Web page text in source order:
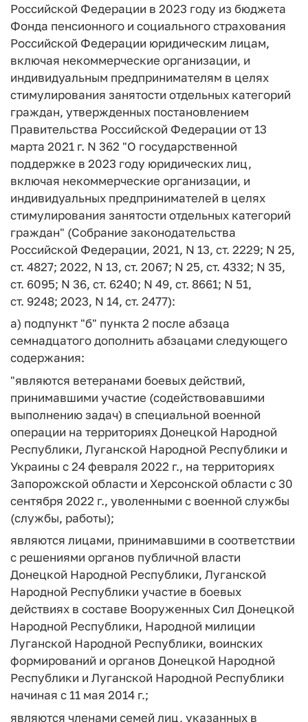
Российской Федерации в 2023 году из бюджета
Фонда пенсионного и социального страхования
Российской Федерации юридическим лицам,
включая некоммерческие организации, и
индивидуальным предпринимателям в целях
стимулирования занятости отдельных категорий
граждан, утвержденных постановлением
Правительства Российской Федерации от 13
марта 2021 г. N 362 "О государственной
поддержке в 2023 году юридических лиц,
включая некоммерческие организации, и
индивидуальных предпринимателей в целях
стимулирования занятости отдельных категорий
граждан" (Собрание законодательства
Российской Федерации, 2021, N 13, ст. 2229; N 25,
ст. 4827; 2022, N 13, ст. 2067; N 25, ст. 4332; N 35,
ст. 6095; N 36, ст. 6240; N 49, ст. 8661; N 51,
ст. 9248; 2023, N 14, ст. 2477):
а) подпункт "б" пункта 2 после абзаца
семнадцатого дополнить абзацами следующего
содержания:
"являются ветеранами боевых действий,
принимавшими участие (содействовавшими
выполнению задач) в специальной военной
операции на территориях Донецкой Народной
Республики, Луганской Народной Республики и
Украины с 24 февраля 2022 г., на территориях
Запорожской области и Херсонской области с 30
сентября 2022 г., уволенными с военной службы
(службы, работы);
являются лицами, принимавшими в соответствии
с решениями органов публичной власти
Донецкой Народной Республики, Луганской
Народной Республики участие в боевых
действиях в составе Вооруженных Сил Донецкой
Народной Республики, Народной милиции
Луганской Народной Республики, воинских
формирований и органов Донецкой Народной
Республики и Луганской Народной Республики
начиная с 11 мая 2014 г.;
являются членами семей лиц, указанных в